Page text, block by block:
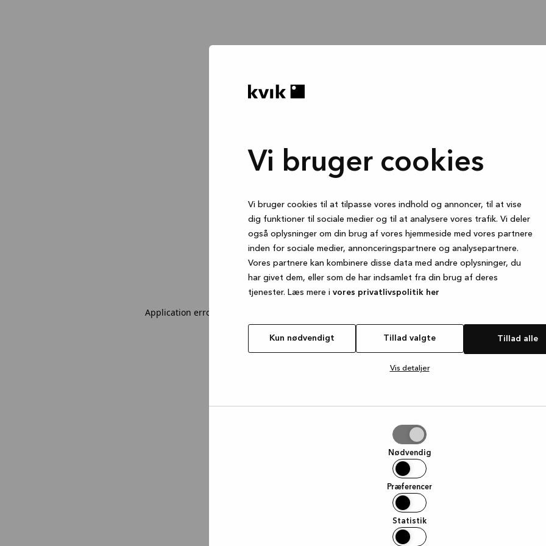
Vi bruger cookies
Vi bruger cookies til at tilpasse vores indhold og annoncer, til at vise
dig funktioner til sociale medier og til at analysere vores trafik. Vi deler
også oplysninger om din brug af vores hjemmeside med vores partnere
inden for sociale medier, annonceringspartnere og analysepartnere.
Vores partnere kan kombinere disse data med andre oplysninger, du
har givet dem, eller som de har indsamlet fra din brug af deres
tjenester. Læs mere i vores privatlivspolitik her
Kun nødvendigt Tillad valgte Tillad alle
Vis detaljer
Nødvendig
Præferencer
Statistik
Application error: a client-side exception has occurred (see the